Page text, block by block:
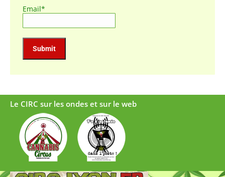
Email*
Le CIRC sur les ondes et sur le web